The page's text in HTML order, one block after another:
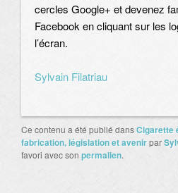
cercles Google+ et devenez
Facebook en cliquant sur les
l’écran.
Sylvain Filatriau
Ce contenu a été publié dansCigarette
fabrication, législation et avenirpar
favori avec son permalien.